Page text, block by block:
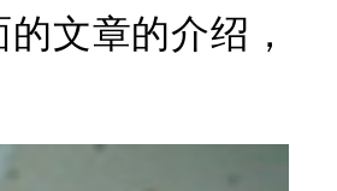
文章的介绍，